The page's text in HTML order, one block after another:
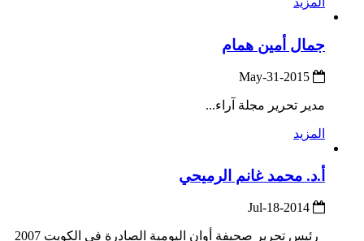
جمال أمين همام
مدير تحرير مجلة آراء...
المزيد
أ.د. محمد غانم الرميحي
رئيس تحرير صحيفة أوان اليومية الصادرة في الكويت 2007